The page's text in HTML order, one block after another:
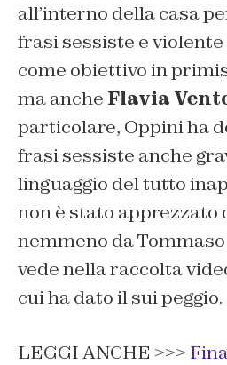
all’interno della casa
frasi sessiste e
come obiettivo in
ma anche Flavia
particolare, Oppini ha
frasi sessiste anche
linguaggio del tutto
non è stato apprezzato
nemmeno da Tommaso
vede nella raccolta
cui ha dato il sui peggio.
LEGGI ANCHE >>>